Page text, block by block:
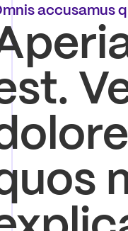
accusamus